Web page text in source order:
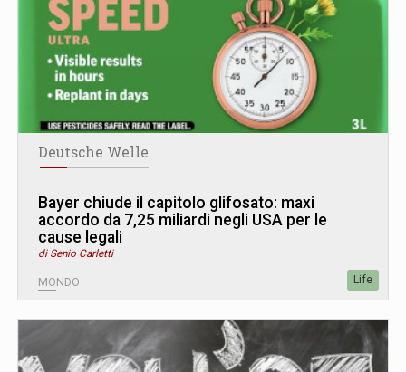
Deutsche Welle
Bayer chiude il capitolo glifosato: maxi
accordo da 7,25 miliardi negli USA per le
cause legali
di Senio Carletti
MONDO Life